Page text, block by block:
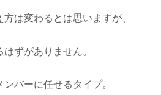
は変わるとは思いますが、
ずがありません。
バーに任せるタイプ。